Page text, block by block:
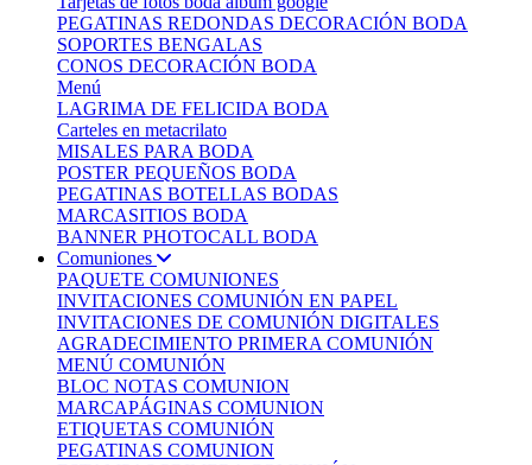
PEGATINAS REDONDAS DECORACIÓN BODA
SOPORTES BENGALAS
CONOS DECORACIÓN BODA
Menú
LAGRIMA DE FELICIDA BODA
Carteles en metacrilato
MISALES PARA BODA
POSTER PEQUEÑOS BODA
PEGATINAS BOTELLAS BODAS
MARCASITIOS BODA
BANNER PHOTOCALL BODA
Comuniones
PAQUETE COMUNIONES
INVITACIONES COMUNIÓN EN PAPEL
INVITACIONES DE COMUNIÓN DIGITALES
AGRADECIMIENTO PRIMERA COMUNIÓN
MENÚ COMUNIÓN
BLOC NOTAS COMUNION
MARCAPÁGINAS COMUNION
ETIQUETAS COMUNIÓN
PEGATINAS COMUNION